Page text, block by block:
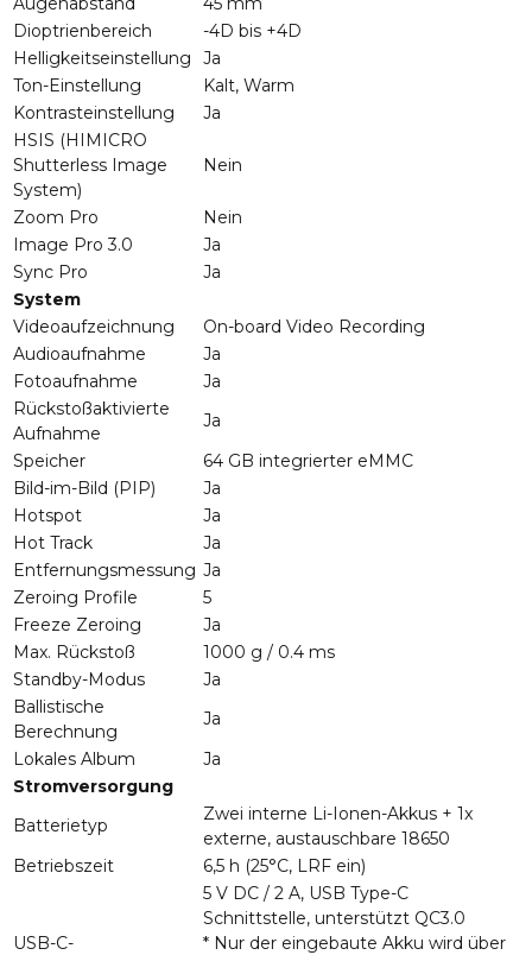
Dioptrienbereich
-4D bis +4D
Helligkeitseinstellung
Ja
Ton-Einstellung
Kalt, Warm
Kontrasteinstellung
Ja
HSIS (HIMICRO
Shutterless Image
System)
Nein
Zoom Pro
Nein
Image Pro 3.0
Ja
Sync Pro
Ja
System
Videoaufzeichnung
On-board Video Recording
Audioaufnahme
Ja
Fotoaufnahme
Ja
Rückstoßaktivierte
Aufnahme
Ja
Speicher
64 GB integrierter eMMC
Bild-im-Bild (PIP)
Ja
Hotspot
Ja
Hot Track
Ja
Entfernungsmessung Ja
Zeroing Profile
5
Freeze Zeroing
Ja
Max. Rückstoß
1000 g / 0.4 ms
Standby-Modus
Ja
Ballistische
Berechnung
Ja
Lokales Album
Ja
Stromversorgung
Batterietyp
Zwei interne Li-Ionen-Akkus + 1x
externe, austauschbare 18650
Betriebszeit
6,5 h (25°C, LRF ein)
USB-C-
5 V DC / 2 A, USB Type-C
Schnittstelle, unterstützt QC3.0
* Nur der eingebaute Akku wird über